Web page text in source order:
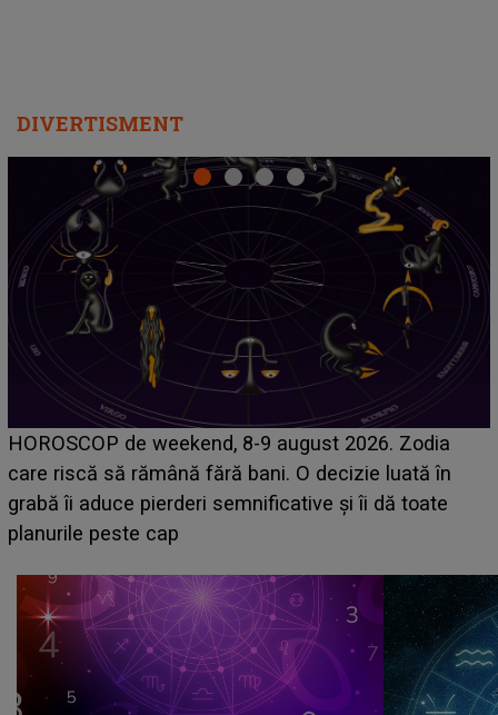
DIVERTISMENT
Emanuel a ținut ACEST DETALIU ASCUNS până
acum! În fața Alexandrei, concurentul din Casa Iubirii
face o MĂRTURISIRE NEAȘTEPTATĂ despre mama
sa: "I-am spus și ei în față, eu nu te iubesc pentru